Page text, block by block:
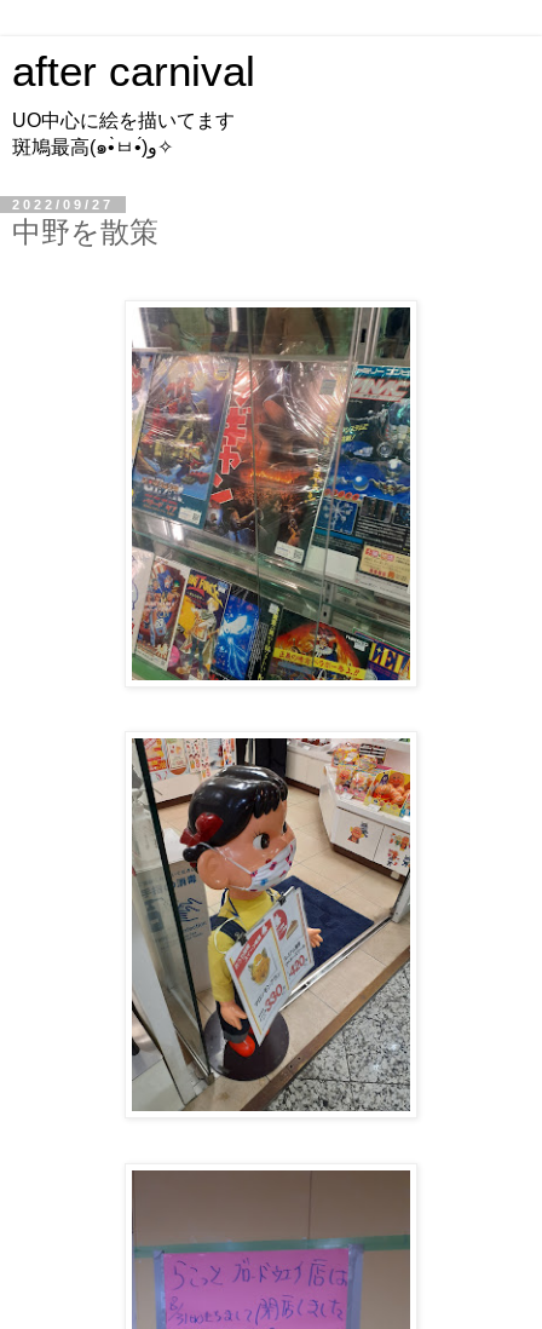
after carnival
UO中心に絵を描いてます
斑鳩最高(๑•̀ㅂ•́)و✧
2022/09/27
中野を散策